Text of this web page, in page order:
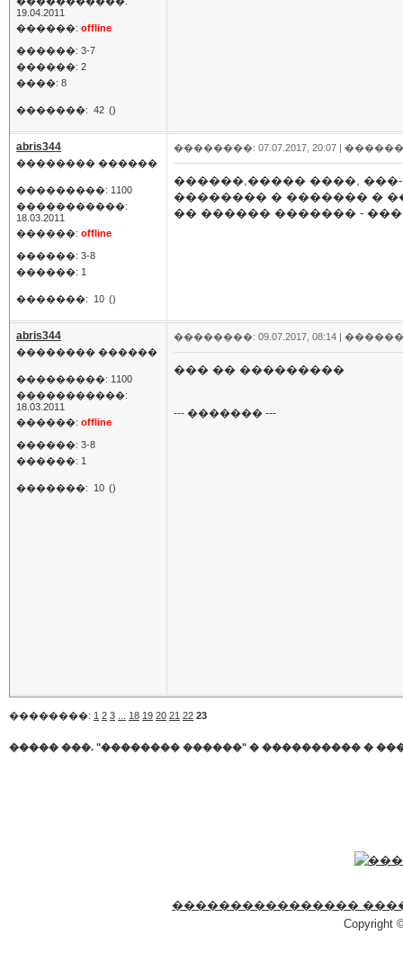
19.04.2011
������: offline
������: 3-7
������: 2
����: 8
�������: 42 ()
abris344
�������� ������
���������: 1100
�����������:
18.03.2011
������: offline
������: 3-8
������: 1
�������: 10 ()
��������: 07.07.2017, 20:07 |
������,����� ����,
�������� � ������� �
�� ������ ������� -
abris344
�������� ������
���������: 1100
�����������:
18.03.2011
������: offline
������: 3-8
������: 1
�������: 10 ()
��������: 09.07.2017, 08:14 |
��� �� ���������
--- ������� ---
��������: 1 2 3 18 19 20 21 22 23
����� ���. "�������� ������" � ���������� �
����������������
Copyright